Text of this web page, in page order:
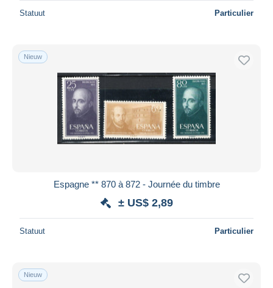
Statuut Particulier
Nieuw
Espagne ** 870 à 872 - Journée du timbre
± US$ 2,89
Statuut Particulier
Nieuw